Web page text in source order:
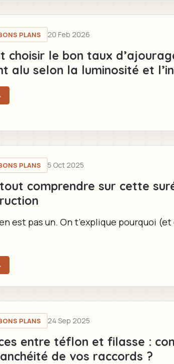
PLANS 20 Feb 2026
choisir le bon taux
alu selon la luminosité et
PLANS 5 Oct 2025
comprendre sur cette
est pas un. On t’explique pourquoi
PLANS 24 Sep 2025
entre téflon et filasse :
de vos raccords ?